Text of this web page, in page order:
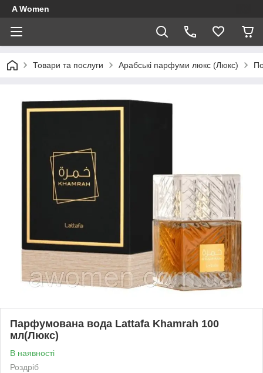
A Women
Товари та послуги Арабські парфуми люкс (Люкс)
Парфумована вода Lattafa Khamrah 100
мл(Люкс)
В наявності
Роздріб